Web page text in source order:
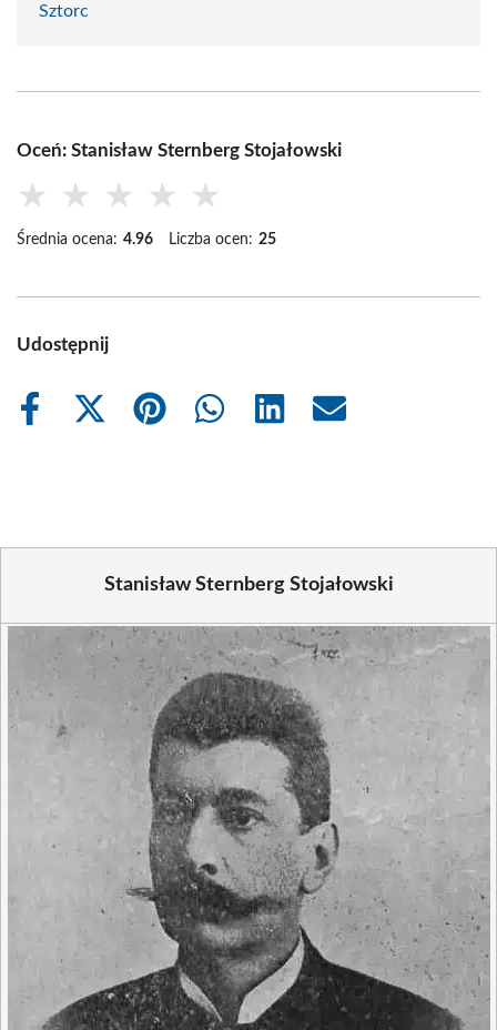
Sztorc
Oceń: Stanisław Sternberg Stojałowski
★ ★ ★ ★ ★
Średnia ocena: 4.96 Liczba ocen: 25
Udostępnij
Share
Share
Share
Share
Share
Share
Stanisław Sternberg Stojałowski